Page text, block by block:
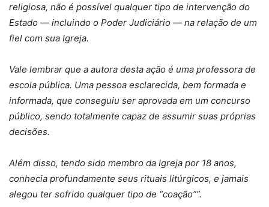
religiosa, não é possível qualquer tipo de intervenção do
Estado — incluindo o Poder Judiciário — na relação de um
fiel com sua Igreja.
Vale lembrar que a autora desta ação é uma professora de
escola pública. Uma pessoa esclarecida, bem formada e
informada, que conseguiu ser aprovada em um concurso
público, sendo totalmente capaz de assumir suas próprias
decisões.
Além disso, tendo sido membro da Igreja por 18 anos,
conhecia profundamente seus rituais litúrgicos, e jamais
alegou ter sofrido qualquer tipo de “coação””.